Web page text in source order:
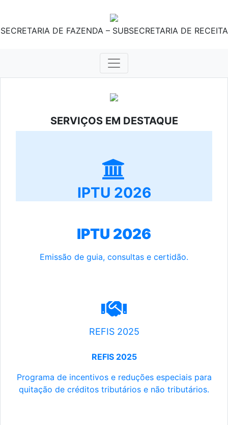
SECRETARIA DE FAZENDA – SUBSECRETARIA DE RECEITA
SERVIÇOS EM DESTAQUE
IPTU 2026
IPTU 2026
Emissão de guia, consultas e certidão.
REFIS 2025
REFIS 2025
Programa de incentivos e reduções especiais para
quitação de créditos tributários e não tributários.